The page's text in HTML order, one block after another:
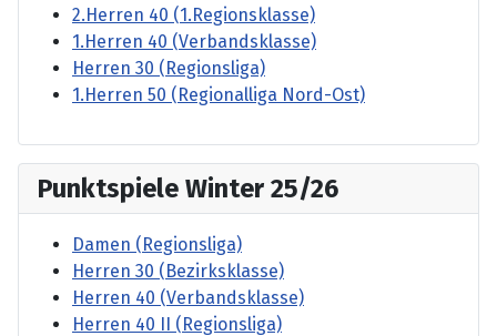
2.Herren 40 (1.Regionsklasse)
1.Herren 40 (Verbandsklasse)
Herren 30 (Regionsliga)
1.Herren 50 (Regionalliga Nord-Ost)
Punktspiele Winter 25/26
Damen (Regionsliga)
Herren 30 (Bezirksklasse)
Herren 40 (Verbandsklasse)
Herren 40 II (Regionsliga)